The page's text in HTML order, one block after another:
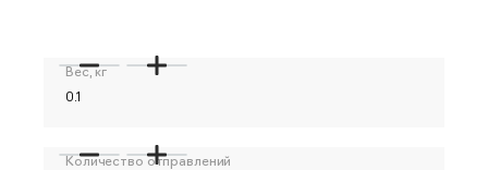
Вес, кг
Количество отправлений